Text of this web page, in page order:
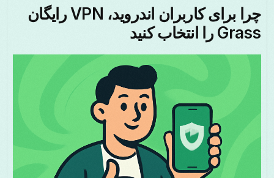
چرا برای کاربران اندروید، VPN رایگان
Grass را انتخاب کنید